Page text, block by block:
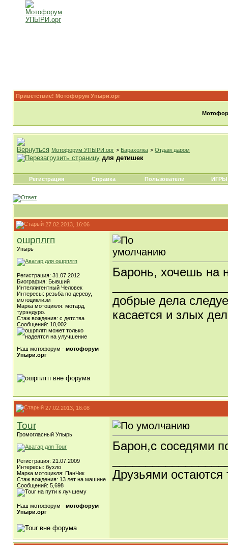
Приветствие! Мотофорум Упыри.орг
Мотофорум УПЫРИ.орг > Барахолка > Отдам даром
для детишек
Регистрация Справка Пользователи ИГРЫ
27.02.2013, 16:06
ошрплгп
Упырь
Регистрация: 31.07.2012
Биография: Бывший
Интеллигентный Человек
Интересы: резьба по дереву,
мотоциклизм
Марка мотоцикля: мотард,
турэндуро.
Стаж вождения: с детства
Сообщений: 10,002
Наш мотофорум - мотофорум
Упыри.орг
Баронь, хочешь на
добрые дела
касается и злых
27.02.2013, 16:08
Tour
Громогласный Упырь
Регистрация: 21.07.2009
Интересы: бухло
Марка мотоцикля: ПанЧик
Стаж вождения: 13 лет на машине
Сообщений: 5,698
Наш мотофорум - мотофорум
Упыри.орг
Барон,с соседями
Друзьями